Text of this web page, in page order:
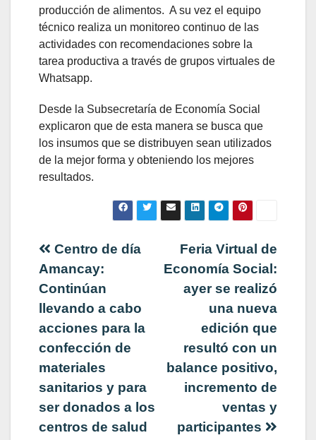
producción de alimentos. A su vez el equipo
técnico realiza un monitoreo continuo de las
actividades con recomendaciones sobre la
tarea productiva a través de grupos virtuales de
Whatsapp.
Desde la Subsecretaría de Economía Social
explicaron que de esta manera se busca que
los insumos que se distribuyen sean utilizados
de la mejor forma y obteniendo los mejores
resultados.
Navegación
de
entradas
Feria Virtual de
Economía Social:
ayer se realizó
una nueva
edición que
resultó con un
balance positivo,
incremento de
ventas y
participantes
Centro de día
Amancay:
Continúan
llevando a cabo
acciones para la
confección de
materiales
sanitarios y para
ser donados a los
centros de salud